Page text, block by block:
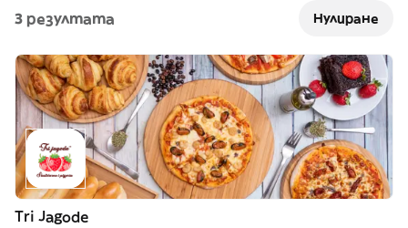
3 резултата Нулиране
Tri Jagode